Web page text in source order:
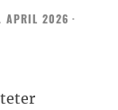
APRIL 2026 ·